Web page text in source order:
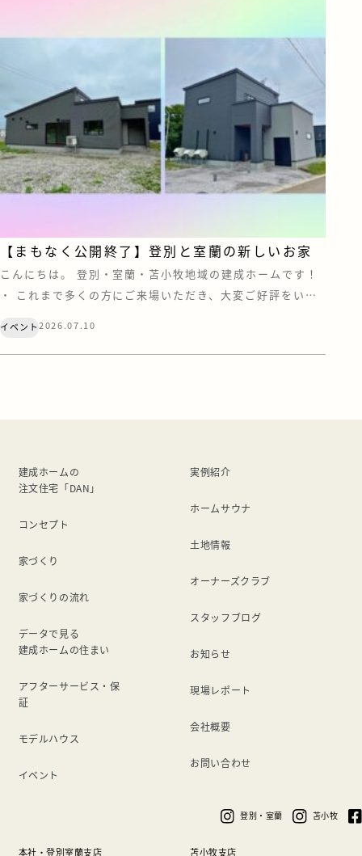
【まもなく公開終了】登別と室蘭の新しいお家
こんにちは。 登別・室蘭・苫小牧地域の建成ホームです！
・ これまで多くの方にご来場いただき、大変ご好評をいた
まいりましたので、もうすぐ公開終了となります。 「気に
イベント2026.07.10
建成ホームの
注文住宅「DAN」
コンセプト
家づくり
家づくりの流れ
データで見る
建成ホームの住まい
アフターサービス・保
証
モデルハウス
イベント
実例紹介
ホームサウナ
土地情報
オーナーズクラブ
スタッフブログ
お知らせ
現場レポート
会社概要
お問い合わせ
本社・登別室蘭支店 苫小牧支店
登別・室蘭 苫小牧